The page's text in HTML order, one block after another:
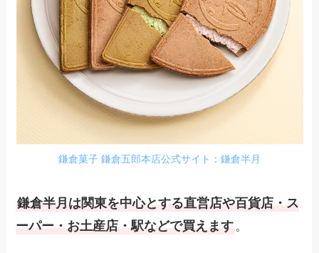
鎌倉菓子 鎌倉五郎本店公式サイト：鎌倉半月
鎌倉半月は関東を中心とする直営店や百貨店・ス
ーパー・お土産店・駅などで買えます 。